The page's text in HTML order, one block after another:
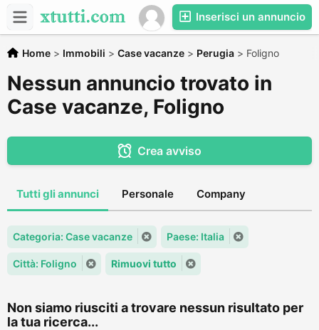
Inserisci un annuncio
Home > Immobili > Case vacanze > Perugia > Foligno
Nessun annuncio trovato in
Case vacanze, Foligno
Crea avviso
Tutti gli annunci Personale Company
Categoria: Case vacanze Paese: Italia
Città: Foligno Rimuovi tutto
Non siamo riusciti a trovare nessun risultato per
la tua ricerca...